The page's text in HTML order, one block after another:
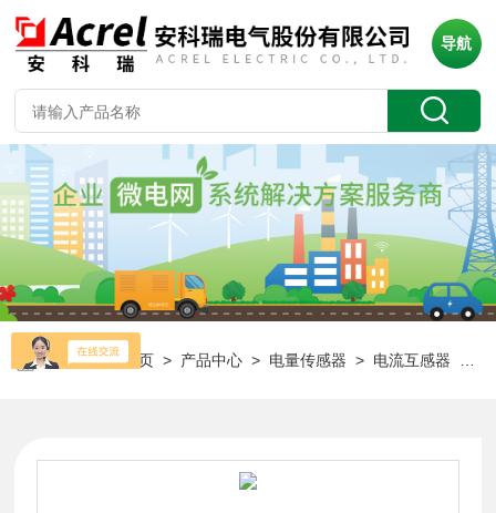
导航
当前位置：首页 > 产品中心 > 电量传感器 > 电流互感器